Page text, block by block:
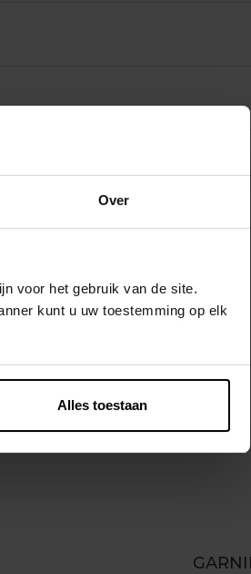
Over
voor het gebruik van de site.
kunt u uw toestemming op elk
Alles toestaan